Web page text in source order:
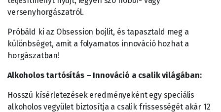
versenyhorgászatról.
Próbáld ki az Obsession bojlit, és tapasztald meg a
különbséget, amit a folyamatos innováció hozhat a
horgászatban!
Alkoholos tartósítás – Innováció a csalik világában:
Hosszú kísérletezések eredményeként egy speciális
alkoholos vegyület biztosítja a csalik frissességét akár 12